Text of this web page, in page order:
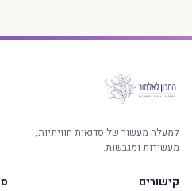
למעלה מעשור של סדנאות חוויתיות,
מעשירות ומגבשות.
קישורים